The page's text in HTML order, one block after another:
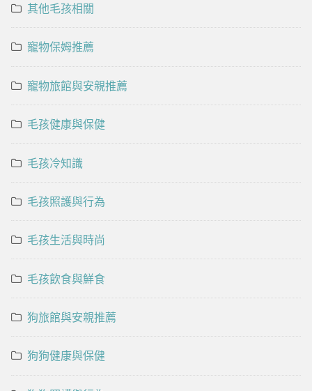
其他毛孩相關
寵物保姆推薦
寵物旅館與安親推薦
毛孩健康與保健
毛孩冷知識
毛孩照護與行為
毛孩生活與時尚
毛孩飲食與鮮食
狗旅館與安親推薦
狗狗健康與保健